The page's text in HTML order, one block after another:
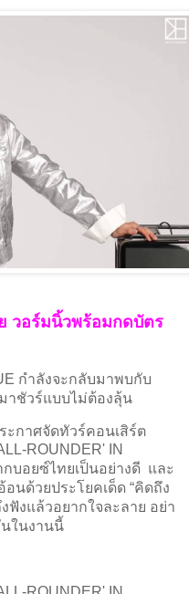
วอร์มนิ้วพร้อมกดบัตร
กำลังจะกลับมาพบกับ
าชัวร์แบบไม่ต้องลุ้น
ะกาศจัดทัวร์คอนเสิร์ต
ROUNDER' IN
บอยซ์ไทยเป็นอย่างดี และ
นด้วยประโยคเด็ด “คิดถึง
งแล้วอยากใจละลาย อย่า
ในงานนี้